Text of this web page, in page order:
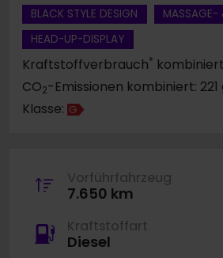
BLACK STYLE DESIGN
MASSAGE-
HEAD-UP-DISPLAY
Kraftstoffverbrauch*
CO2-Emissionen kombiniert:
Klasse: G
Vorführfahrzeug
7.650 km
Kraftstoffart
Diesel